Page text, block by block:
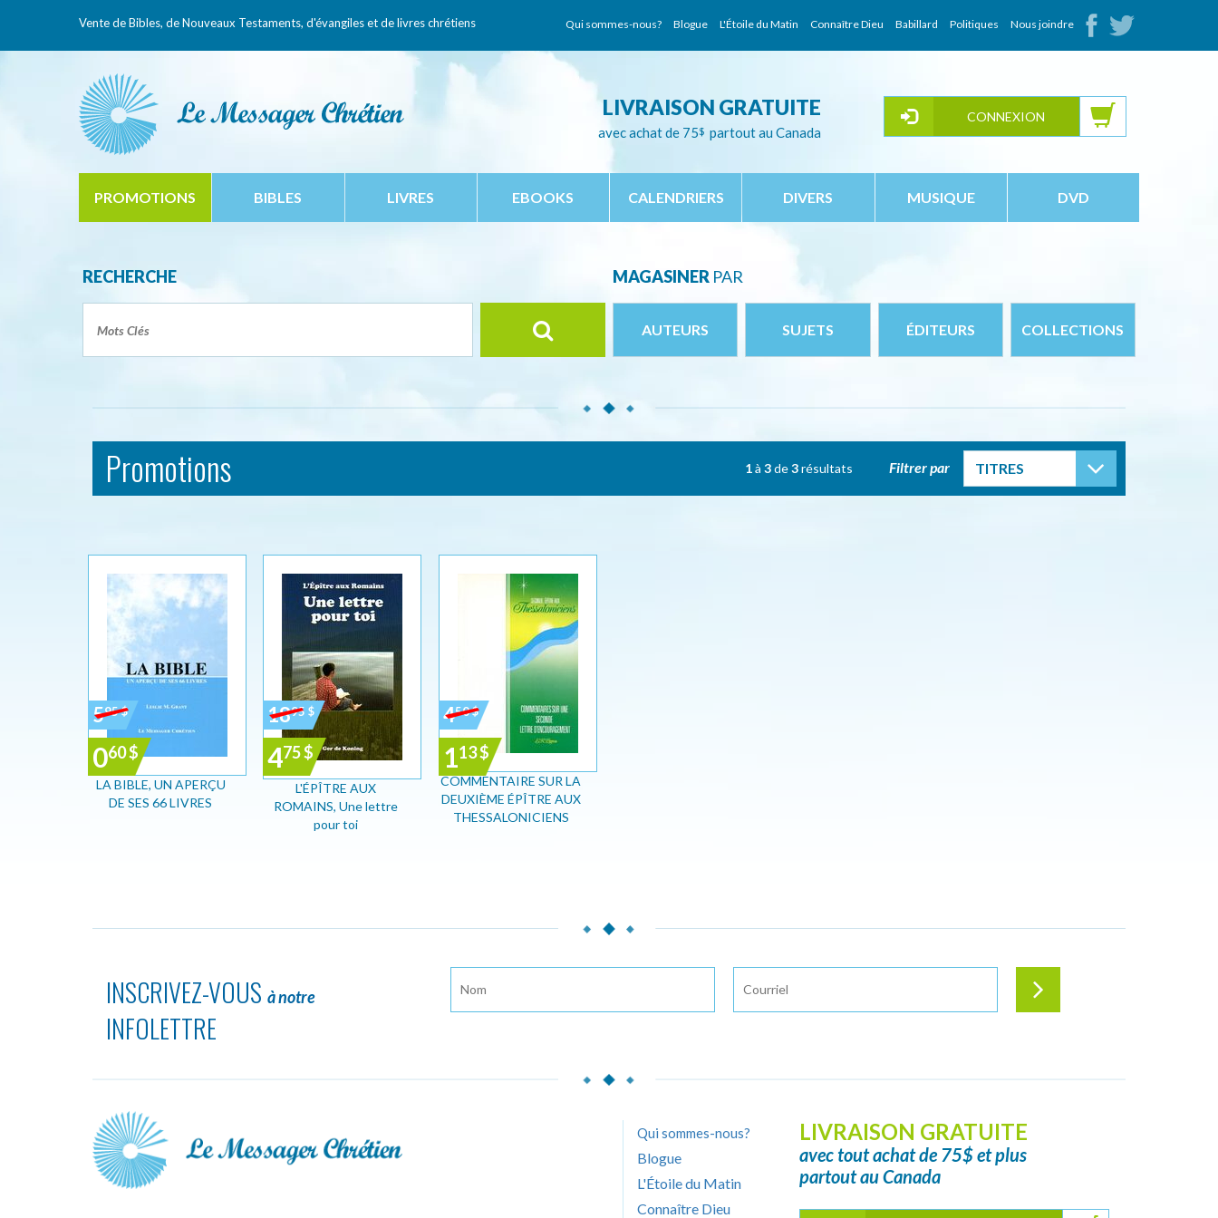
Vente de Bibles, de Nouveaux Testaments, d'évangiles et de livres chrétiens Qui sommes-nous? Blogue L'Étoile du Matin Connaître Dieu Babillard Politiques Nous joindre
LIVRAISON GRATUITE
avec achat de 75$
partout au Canada
CONNEXION
PROMOTIONS BIBLES LIVRES EBOOKS CALENDRIERS DIVERS MUSIQUE DVD
RECHERCHE MAGASINER PAR
AUTEURS SUJETS ÉDITEURS COLLECTIONS
Promotions Filtrer par TITRES
1à 3de3résultats
595$
060$
LA BIBLE, UN APERÇU
DE SES 66 LIVRES
1895$
475$
L'ÉPÎTRE AUX
ROMAINS, Une lettre
pour toi
450$
113$
COMMENTAIRE SUR LA
DEUXIÈME ÉPÎTRE AUX
THESSALONICIENS
INSCRIVEZ-VOUS à notre
INFOLETTRE
Qui sommes-nous?
Blogue
L'Étoile du Matin
Connaître Dieu
LIVRAISON GRATUITE
avec tout achat de 75$ et plus
partout au Canada